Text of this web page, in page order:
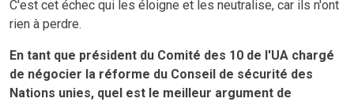
C'est cet échec qui les éloigne et les neutralise, car ils n'ont
rien à perdre.
En tant que président du Comité des 10 de l'UA chargé
de négocier la réforme du Conseil de sécurité des
Nations unies, quel est le meilleur argument de